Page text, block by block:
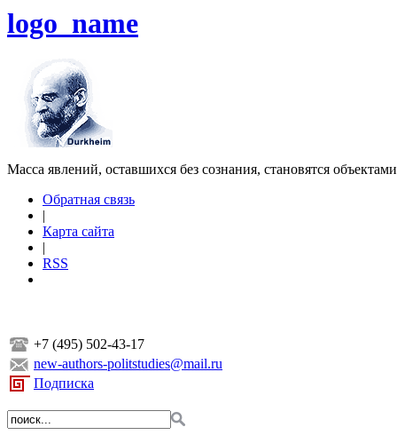
logo_name
Масса явлений, оставшихся без сознания, становятся
Обратная связь
|
Карта сайта
|
RSS
+7 (495) 502-43-17
new-authors-politstudies@mail.ru
Подписка